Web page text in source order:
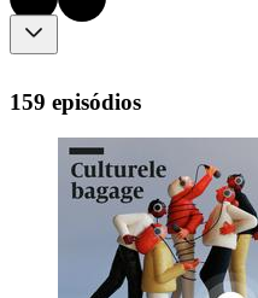
159 episódios